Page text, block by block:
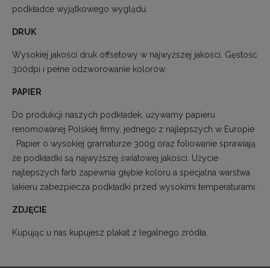
podkładce wyjątkowego wyglądu.
DRUK
Wysokiej jakości druk offsetowy w najwyższej jakości. Gęstość
300dpi i pełne odzworowanie kolorów.
PAPIER
Do produkcji naszych podkładek, używamy papieru
renomowanej Polskiej firmy, jednego z najlepszych w Europie
. Papier o wysokiej gramaturze 300g oraz foliowanie sprawiają
że podkładki są najwyższej światowej jakości. Użycie
najlepszych farb zapewnia głębie koloru a specjalna warstwa
lakieru zabezpiecza podkładki przed wysokimi temperaturami.
ZDJĘCIE
Kupując u nas kupujesz plakat z legalnego źródła.